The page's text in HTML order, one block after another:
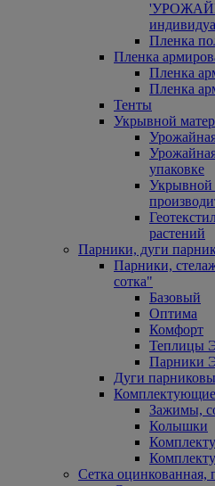
Пленка
Пленка
Пленка
Пленка
Тенты
Укрывной
упаковке
Укрывной
растений
Парники, дуги
Парники,
сотка"
Базовый
Оптима
Комфорт
Теплицы
Парники
Дуги
Комплектующие
Зажимы,
Колышки
Сетка оцинкованная,